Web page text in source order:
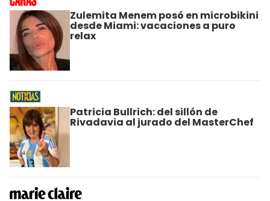
Zulemita Menem posó en microbikini
desde Miami: vacaciones a puro
relax
Patricia Bullrich: del sillón de
Rivadavia al jurado del MasterChef